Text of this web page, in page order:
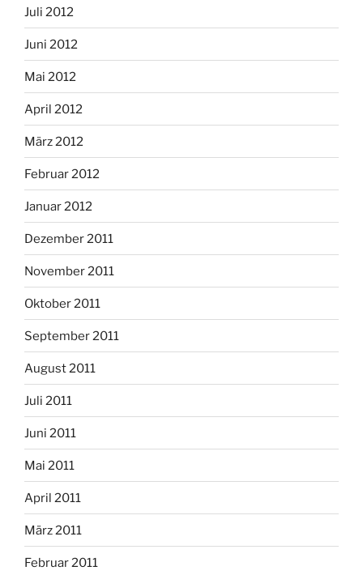
Juli 2012
Juni 2012
Mai 2012
April 2012
März 2012
Februar 2012
Januar 2012
Dezember 2011
November 2011
Oktober 2011
September 2011
August 2011
Juli 2011
Juni 2011
Mai 2011
April 2011
März 2011
Februar 2011